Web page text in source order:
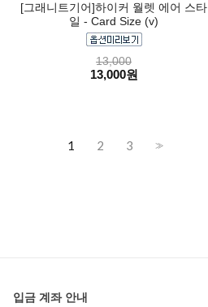
[그래니트기어]하이커 월렛 에어 스타
일 - Card Size (v)
13,000
13,000원
1 2 3 >>
입금 계좌 안내